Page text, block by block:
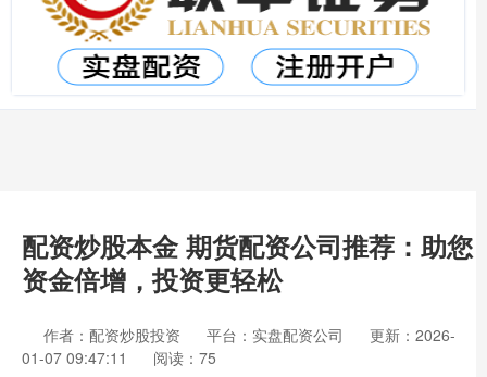
配资炒股本金 期货配资公司推荐：助您
资金倍增，投资更轻松
作者：配资炒股投资 平台：实盘配资公司
更新：2026-
01-07 09:47:11
阅读：75